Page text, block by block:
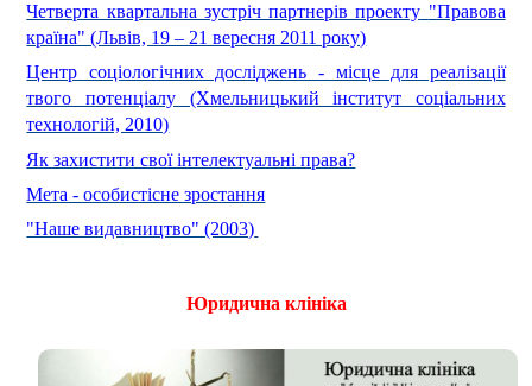
Четверта квартальна зустріч партнерів проекту "Правова
країна" (Львів, 19 – 21 вересня 2011 року)
Центр соціологічних досліджень - місце для реалізації
твого потенціалу (Хмельницький інститут соціальних
технологій, 2010)
Як захистити свої інтелектуальні права?
Мета - особистісне зростання
"Наше видавництво" (2003)
Юридична клініка